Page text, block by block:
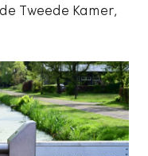
Tweede Kamer,